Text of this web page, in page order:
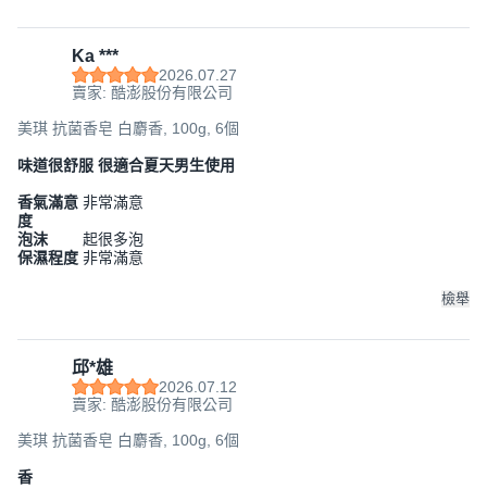
Ka ***
2026.07.27
賣家: 酷澎股份有限公司
美琪 抗菌香皂 白麝香, 100g, 6個
味道很舒服 很適合夏天男生使用
香氣滿意
度
非常滿意
泡沫
起很多泡
保濕程度 非常滿意
檢舉
邱*雄
2026.07.12
賣家: 酷澎股份有限公司
美琪 抗菌香皂 白麝香, 100g, 6個
香